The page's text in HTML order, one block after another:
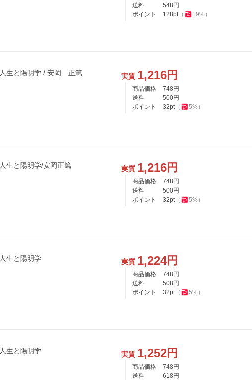
送料
548 円
ポイント
128pt（ 19%）
人生と陽明学 / 安岡 正篤 実質 1,216円
商品価格 748 円
送料
500円
ポイント
32pt（ 5%）
人生と陽明学/安岡正篤 実質 1,216円
商品価格 748 円
送料
500円
ポイント
32pt（ 5%）
人生と陽明学 実質 1,224円
商品価格 748 円
送料
508 円
ポイント
32pt（ 5%）
人生と陽明学 実質 1,252円
商品価格 748 円
送料
618 円